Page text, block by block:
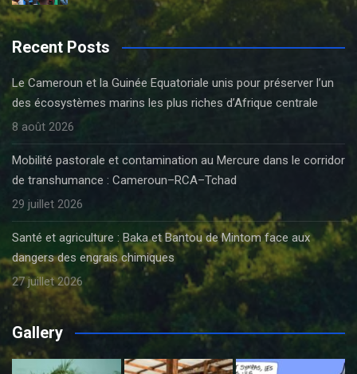
Recent Posts
Le Cameroun et la Guinée Equatoriale unis pour préserver l’un
des écosystèmes marins les plus riches d’Afrique centrale
8 août 2026
Mobilité pastorale et contamination au Mercure dans le corridor
de transhumance : Cameroun–RCA–Tchad
29 juillet 2026
Santé et agriculture : Baka et Bantou de Mintom face aux
dangers des engrais chimiques
27 juillet 2026
Gallery